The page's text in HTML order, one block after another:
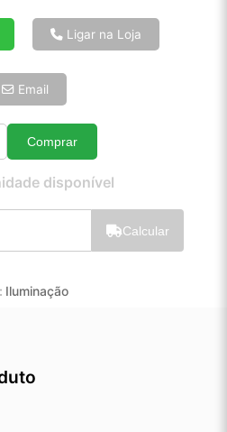
Ligar na Loja
Email
Quantidade
Comprar
disponível
Calcular
Iluminação